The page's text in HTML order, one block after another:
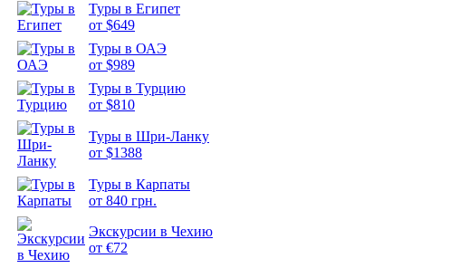
Туры в Египет
от $649
Туры в ОАЭ
от $989
Туры в Турцию
от $810
Туры в Шри-Ланку
от $1388
Туры в Карпаты
от 840 грн.
Экскурсии в Чехию
от €72